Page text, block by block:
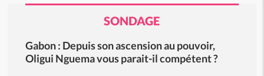
SONDAGE
Gabon : Depuis son ascension au pouvoir,
Oligui Nguema vous parait-il compétent ?